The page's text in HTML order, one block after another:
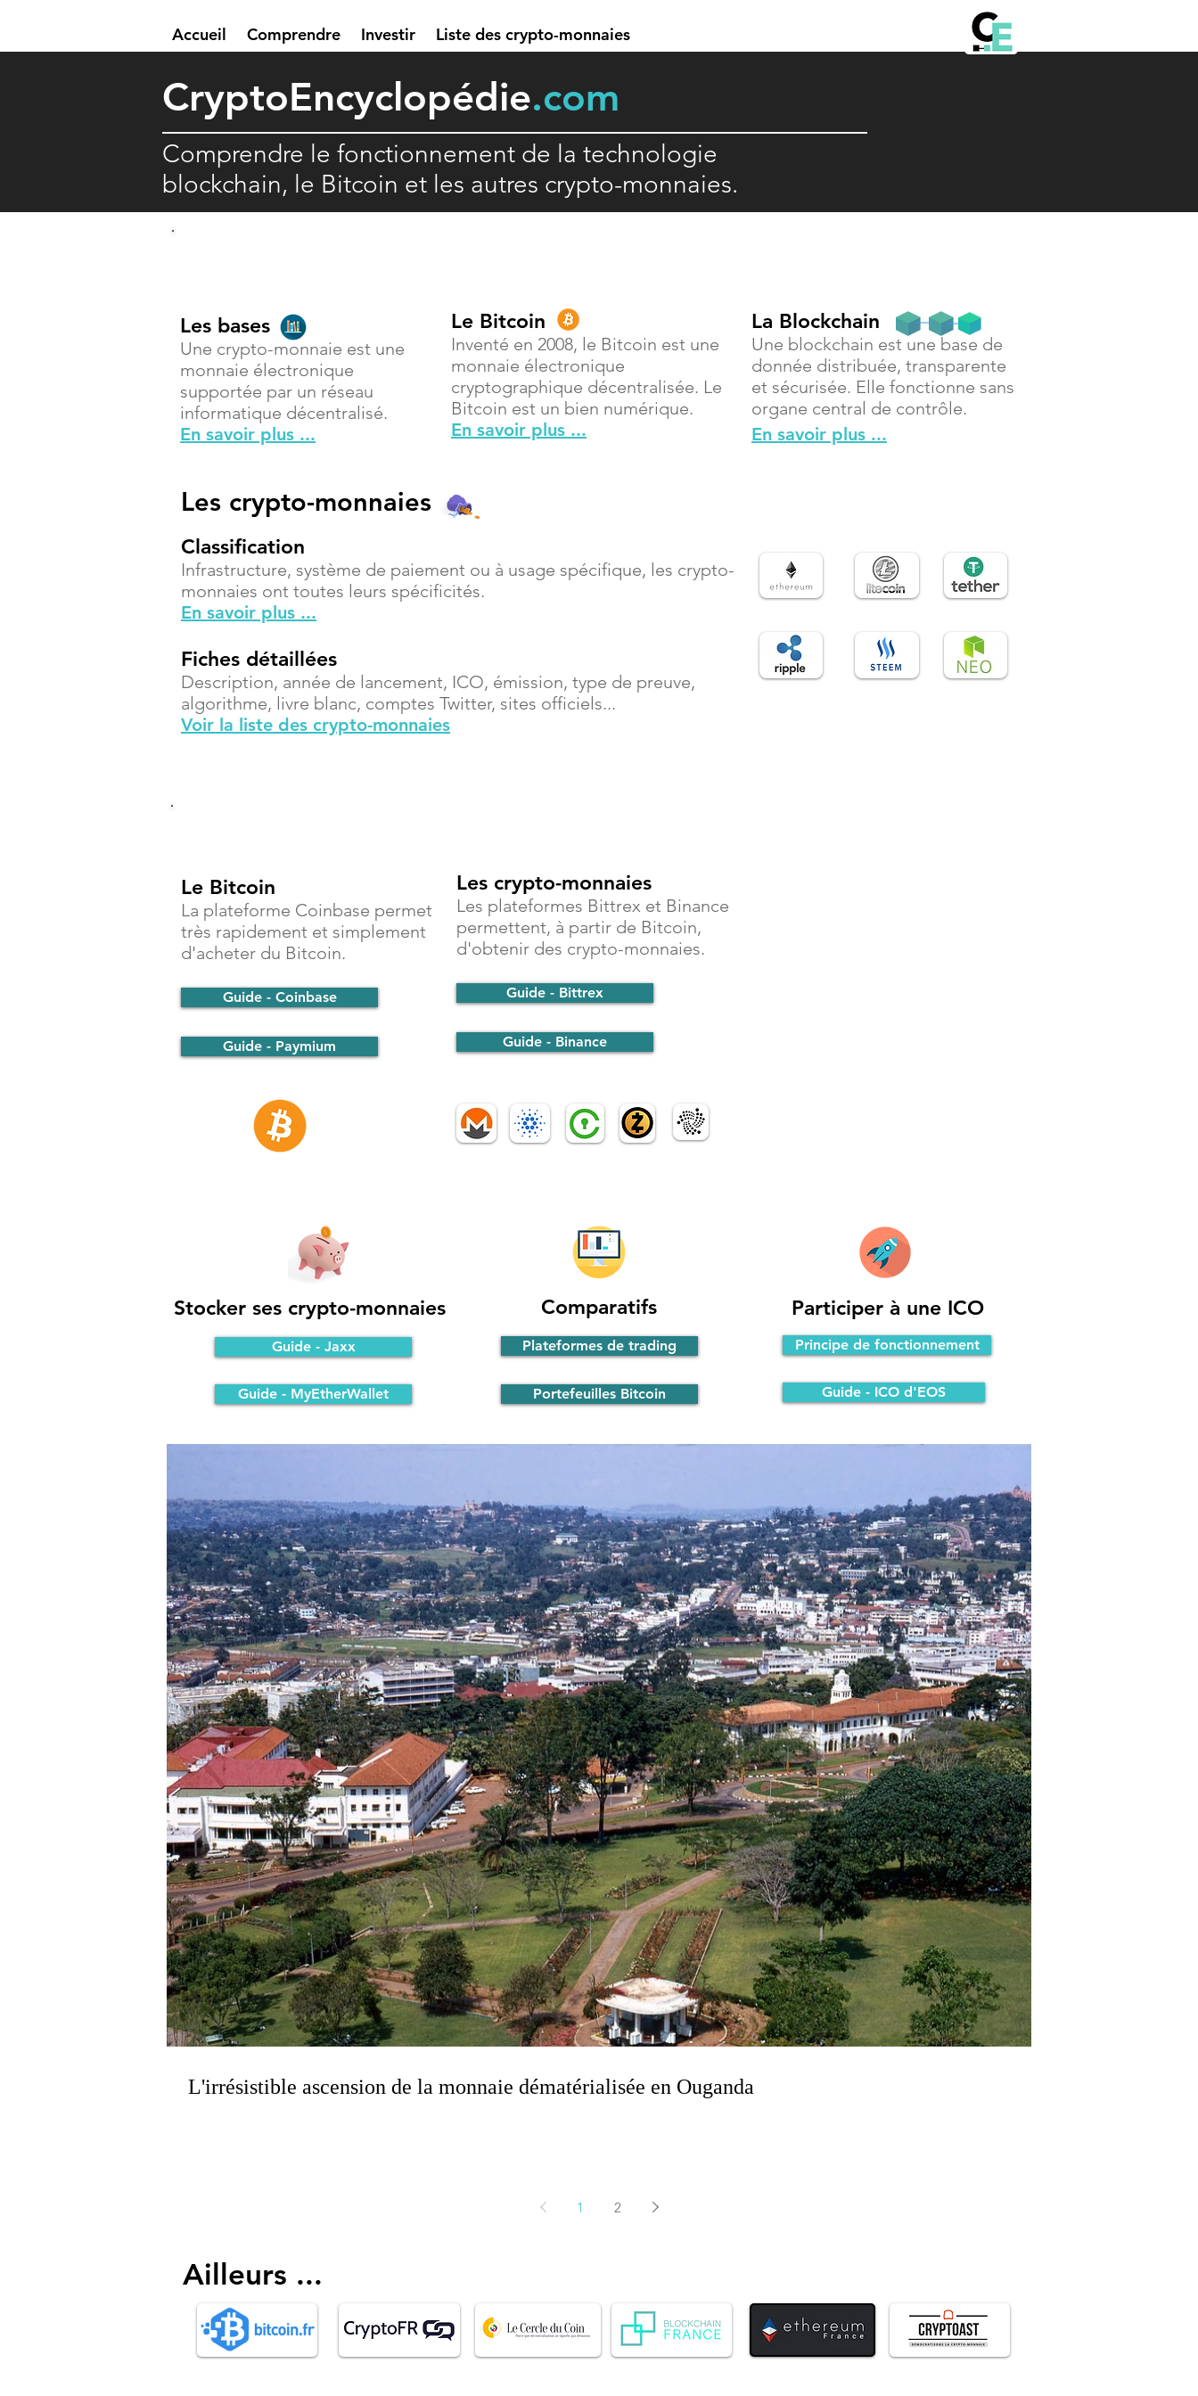
Accueil Comprendre Investir Liste des crypto-monnaies
CryptoEncyclopédie.com
Comprendre le fonctionnement de la technologie
blockchain, le Bitcoin et les autres crypto-monnaies.
Les bases
Une crypto-monnaie est une
monnaie électronique
supportée par un réseau
informatique décentralisé.
En savoir plus ...
Le Bitcoin
Inventé en 2008, le Bitcoin est une
monnaie électronique
cryptographique décentralisée. Le
Bitcoin est un bien numérique.
En savoir plus ...
La Blockchain
Une blockchain est une base de
donnée distribuée, transparente
et sécurisée. Elle fonctionne sans
organe central de contrôle.
En savoir plus ...
Les crypto-monnaies
Classification
Infrastructure, système de paiement ou à usage spécifique, les crypto-
monnaies ont toutes leurs spécificités.
En savoir plus ...
Fiches détaillées
Description, année de lancement, ICO, émission, type de preuve,
algorithme, livre blanc, comptes Twitter, sites officiels...
Voir la liste des crypto-monnaies
Le Bitcoin
La plateforme Coinbase permet
très rapidement et simplement
d'acheter du Bitcoin.
Guide - Coinbase
Guide - Paymium
Les crypto-monnaies
Les plateformes Bittrex et Binance
permettent, à partir de Bitcoin,
d'obtenir des crypto-monnaies.
Guide - Bittrex
Guide - Binance
Stocker ses crypto-monnaies Comparatifs
Guide - Jaxx Plateformes de trading
Guide - MyEtherWallet Portefeuilles Bitcoin
Participer à une ICO
Principe de fonctionnement
Guide - ICO d'EOS
L'irrésistible ascension de la monnaie dématérialisée en Ouganda
1 2
Ailleurs ...